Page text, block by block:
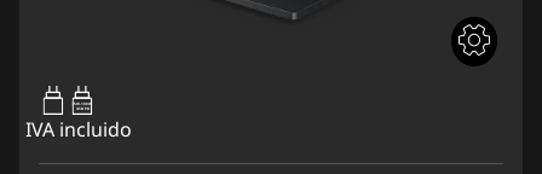
65W-100W
USB PD
IVA incluido